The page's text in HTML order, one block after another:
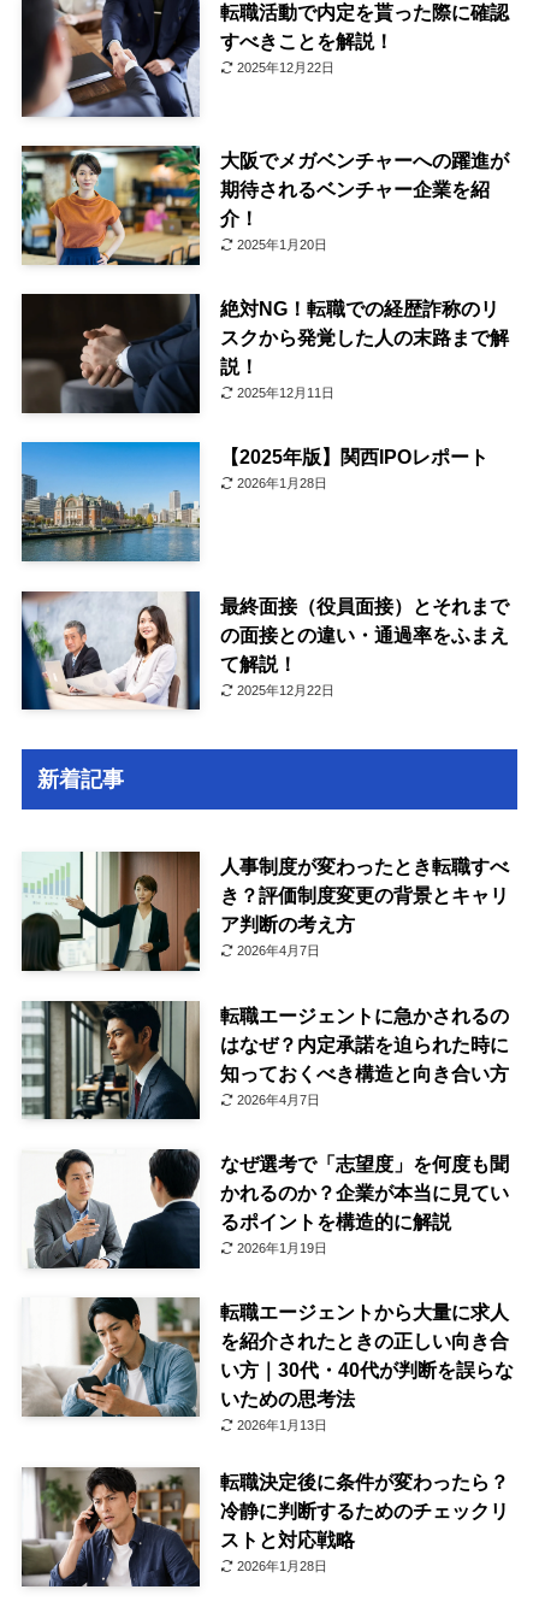
転職活動で内定を貰った際に確認
すべきことを解説！
2025年12月22日
大阪でメガベンチャーへの躍進が
期待されるベンチャー企業を紹
介！
2025年1月20日
絶対NG！転職での経歴詐称のリ
スクから発覚した人の末路まで解
説！
2025年12月11日
【2025年版】関西IPOレポート
2026年1月28日
最終面接（役員面接）とそれまで
の面接との違い・通過率をふまえ
て解説！
2025年12月22日
新着記事
人事制度が変わったとき転職すべ
き？評価制度変更の背景とキャリ
ア判断の考え方
2026年4月7日
転職エージェントに急かされるの
はなぜ？内定承諾を迫られた時に
知っておくべき構造と向き合い方
2026年4月7日
なぜ選考で「志望度」を何度も聞
かれるのか？企業が本当に見てい
るポイントを構造的に解説
2026年1月19日
転職エージェントから大量に求人
を紹介されたときの正しい向き合
い方｜30代・40代が判断を誤らな
いための思考法
2026年1月13日
転職決定後に条件が変わったら？
冷静に判断するためのチェックリ
ストと対応戦略
2026年1月28日